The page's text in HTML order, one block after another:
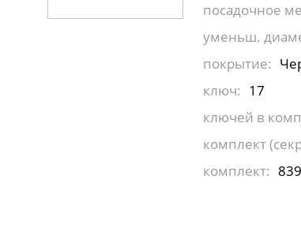
посадочное
уменьш.
покрытие:
ключ: 17
ключей в
комплект
комплект: 839